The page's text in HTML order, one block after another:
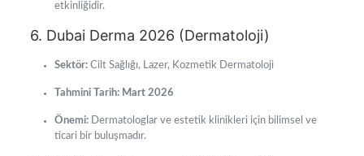
etkinliğidir.
6. Dubai Derma 2026 (Dermatoloji)
Sektör:Cilt Sağlığı, Lazer, Kozmetik Dermatoloji
Tahmini Tarih: Mart 2026
Önemi:Dermatologlar ve estetik klinikleri için bilimsel ve
ticari bir buluşmadır.